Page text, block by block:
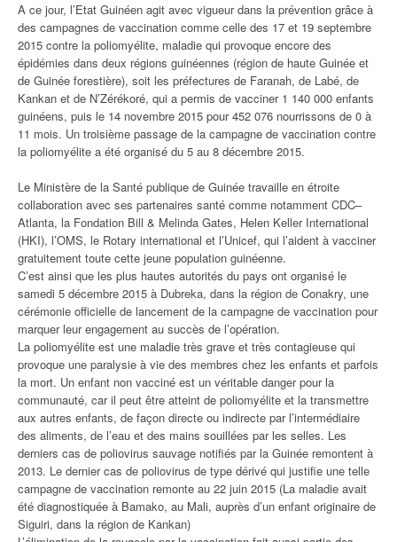
A ce jour, l’Etat Guinéen agit avec vigueur dans la prévention grâce à
des campagnes de vaccination comme celle des 17 et 19 septembre
2015 contre la poliomyélite, maladie qui provoque encore des
épidémies dans deux régions guinéennes (région de haute Guinée et
de Guinée forestière), soit les préfectures de Faranah, de Labé, de
Kankan et de N’Zérékoré, qui a permis de vacciner 1 140 000 enfants
guinéens, puis le 14 novembre 2015 pour 452 076 nourrissons de 0 à
11 mois. Un troisième passage de la campagne de vaccination contre
la poliomyélite a été organisé du 5 au 8 décembre 2015.
Le Ministère de la Santé publique de Guinée travaille en étroite
collaboration avec ses partenaires santé comme notamment CDC–
Atlanta, la Fondation Bill & Melinda Gates, Helen Keller International
(HKI), l’OMS, le Rotary international et l’Unicef, qui l’aident à vacciner
gratuitement toute cette jeune population guinéenne.
C’est ainsi que les plus hautes autorités du pays ont organisé le
samedi 5 décembre 2015 à Dubreka, dans la région de Conakry, une
cérémonie officielle de lancement de la campagne de vaccination pour
marquer leur engagement au succès de l’opération.
La poliomyélite est une maladie très grave et très contagieuse qui
provoque une paralysie à vie des membres chez les enfants et parfois
la mort. Un enfant non vacciné est un véritable danger pour la
communauté, car il peut être atteint de poliomyélite et la transmettre
aux autres enfants, de façon directe ou indirecte par l’intermédiaire
des aliments, de l’eau et des mains souillées par les selles. Les
derniers cas de poliovirus sauvage notifiés par la Guinée remontent à
2013. Le dernier cas de poliovirus de type dérivé qui justifie une telle
campagne de vaccination remonte au 22 juin 2015 (La maladie avait
été diagnostiquée à Bamako, au Mali, auprès d’un enfant originaire de
Siguiri, dans la région de Kankan)